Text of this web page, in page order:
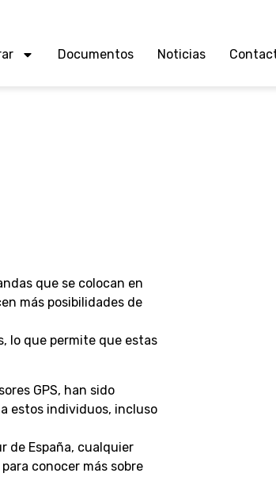
Documentos Noticias
que se colocan en
más posibilidades de
lo que permite que estas
GPS, han sido
estos individuos, incluso
de España, cualquier
conocer más sobre